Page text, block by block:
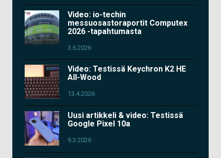
Video: io-techin
messuosastoraportit Computex
2026 -tapahtumasta
3.6.2026
Video: Testissä Keychron K2 HE
All-Wood
13.4.2026
Uusi artikkeli & video: Testissä
Google Pixel 10a
9.3.2026